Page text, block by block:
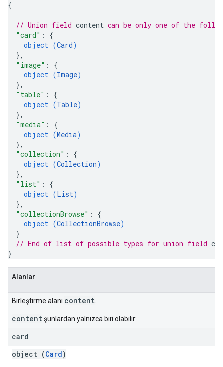
{
// Union field content can be only one of the
"card" : {
object (Card)
},
"image" : {
object (Image)
},
"table" : {
object (Table)
},
"media" : {
object (Media)
},
"collection" : {
object (Collection)
},
"list" : {
object (List)
},
"collectionBrowse" : {
object (CollectionBrowse)
}
// End of list of possible types for union field
}
Alanlar
Birleştirme alanı content
contentşunlardan yalnızca biri olabilir:
card
object (Card)